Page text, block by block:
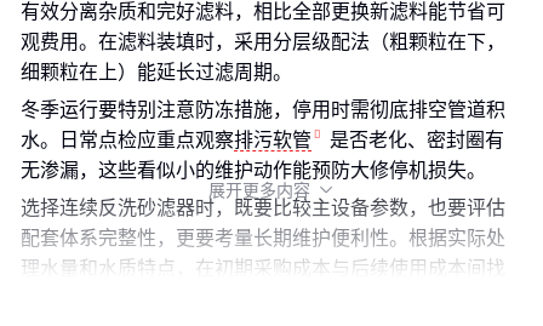
有效分离杂质和完好滤料，相比全部更换新滤料能节省可
观费用。在滤料装填时，采用分层级配法（粗颗粒在下，
细颗粒在上）能延长过滤周期。
冬季运行要特别注意防冻措施，停用时需彻底排空管道积
水。日常点检应重点观察排污软管
是否老化、密封圈有
无渗漏，这些看似小的维护动作能预防大修停机损失。
选择连续反洗砂滤器时，既要比较主设备参数，也要评估
配套体系完整性，更要考量长期维护便利性。根据实际处
理水量和水质特点，在初期采购成本与后续使用成本间找
展开更多内容 